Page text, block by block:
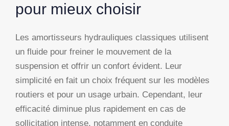
pour mieux choisir
Les amortisseurs hydrauliques classiques utilisent
un fluide pour freiner le mouvement de la
suspension et offrir un confort évident. Leur
simplicité en fait un choix fréquent sur les modèles
routiers et pour un usage urbain. Cependant, leur
efficacité diminue plus rapidement en cas de
sollicitation intense, notamment en conduite